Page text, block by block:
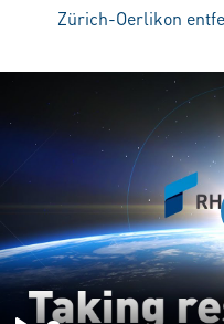
Zürich-Oerlikon